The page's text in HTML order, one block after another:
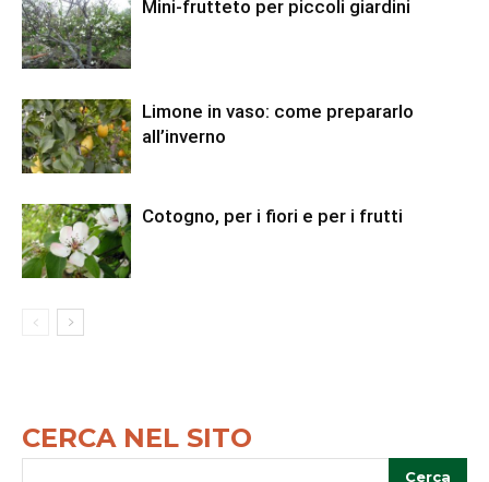
Mini-frutteto per piccoli giardini
Limone in vaso: come prepararlo
all’inverno
Cotogno, per i fiori e per i frutti
CERCA NEL SITO